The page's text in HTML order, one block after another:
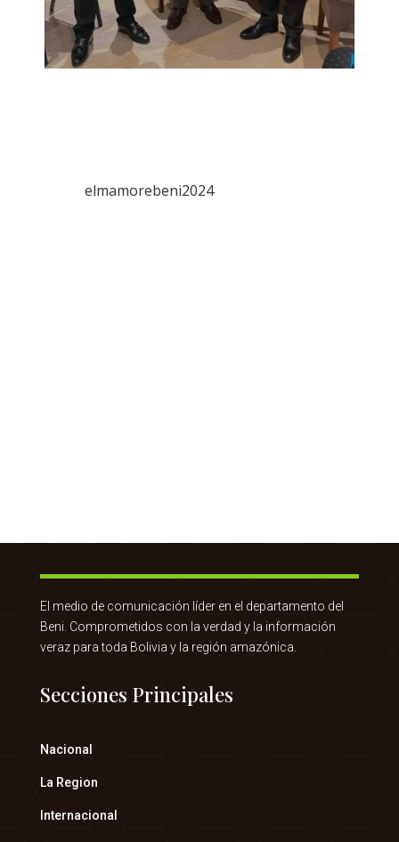
elmamorebeni2024
El medio de comunicación líder en el departamento del
Beni. Comprometidos con la verdad y la información
veraz para toda Bolivia y la región amazónica.
Secciones Principales
Nacional
La Region
Internacional